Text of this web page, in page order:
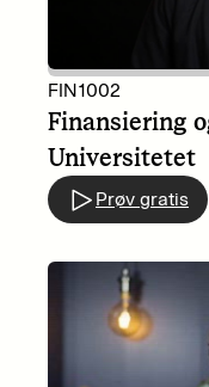
FIN1002
Finansiering
Universitetet
Prøv gratis